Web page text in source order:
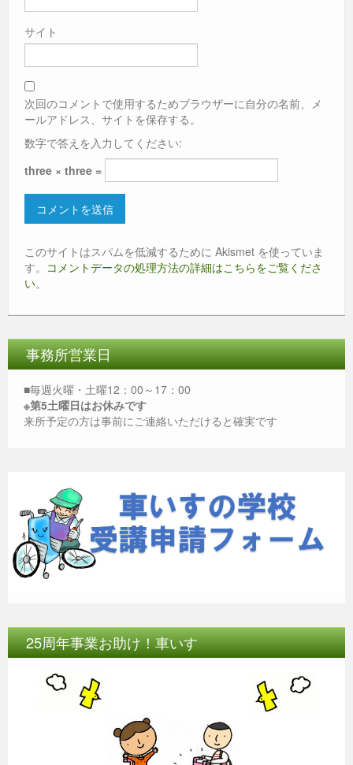
サイト
次回のコメントで使用するためブラウザーに自分の名前、メ
ールアドレス、サイトを保存する。
数字で答えを入力してください:
three × three =
このサイトはスパムを低減するために Akismet を使っていま
す。 コメントデータの処理方法の詳細はこちらをご覧くださ
い。
事務所営業日
■毎週火曜・土曜12：00～17：00
※第5土曜日はお休みです
来所予定の方は事前にご連絡いただけると確実です
25周年事業お助け！車いす